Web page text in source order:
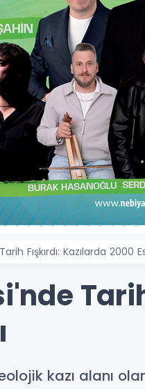
Fışkırdı: Kazılarda 2000
kazı alanı